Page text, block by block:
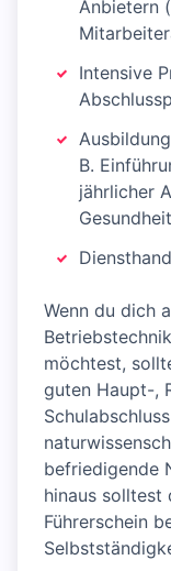
Anbietern
Intensive
B.
jährlicher
Wenn du dich
möchtest,
guten Haupt-,
befriedigende
hinaus solltest
Führerschein